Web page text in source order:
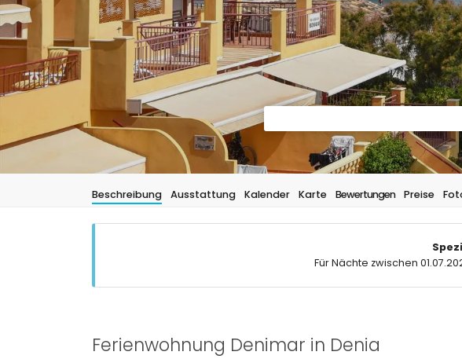
Beschreibung Ausstattung Kalender Karte Bewertungen Preise
Für Nächte zwischen
Ferienwohnung Denimar in Denia